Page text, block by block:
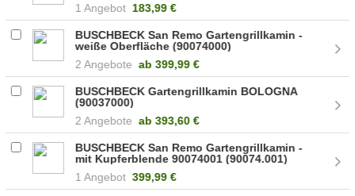
1 Angebot 183,99 €
BUSCHBECK San Remo Gartengrillkamin -
weiße Oberfläche (90074000)
2 Angebote ab 399,99 €
BUSCHBECK Gartengrillkamin BOLOGNA
(90037000)
2 Angebote ab 393,60 €
BUSCHBECK San Remo Gartengrillkamin -
mit Kupferblende 90074001 (90074.001)
1 Angebot 399,99 €